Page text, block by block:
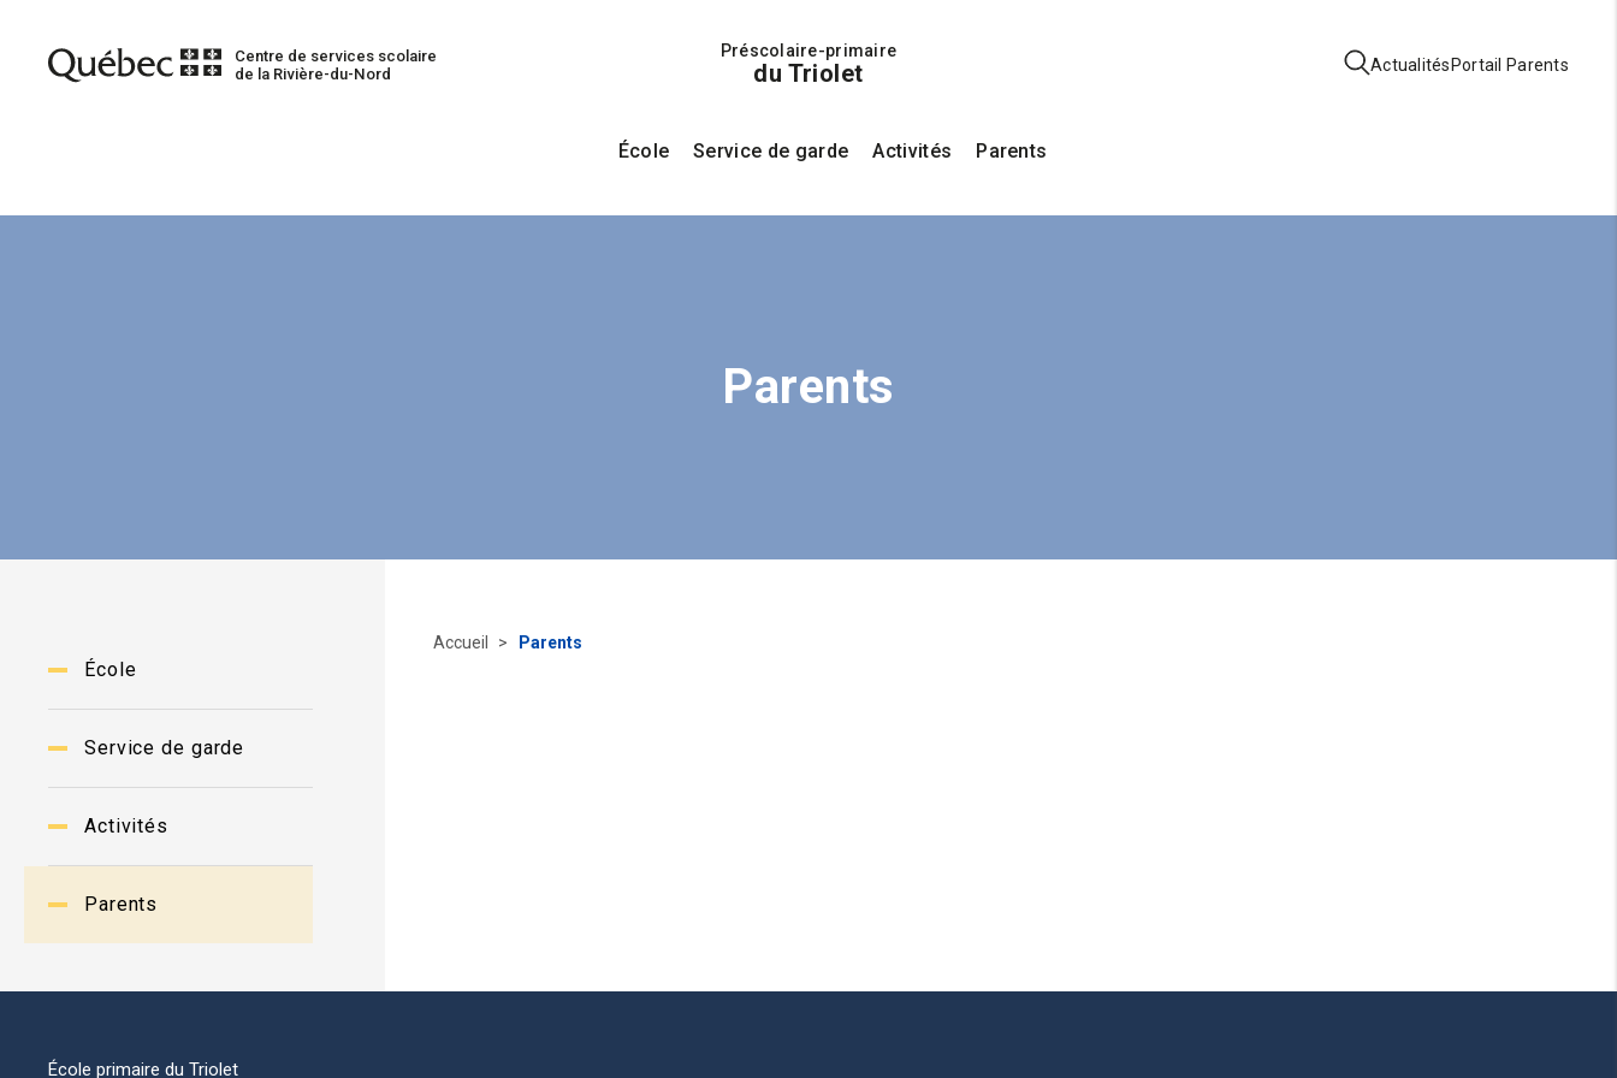
Centre de services scolaire
de la Rivière-du-Nord
Préscolaire-primaire
du Triolet Actualités Portail Parents
École Service de garde Activités Parents
Parents
École
Service de garde
Activités
Parents
Accueil Parents
École primaire du Triolet